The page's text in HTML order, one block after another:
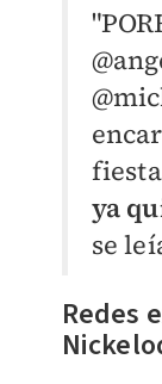
ya
se
Redes